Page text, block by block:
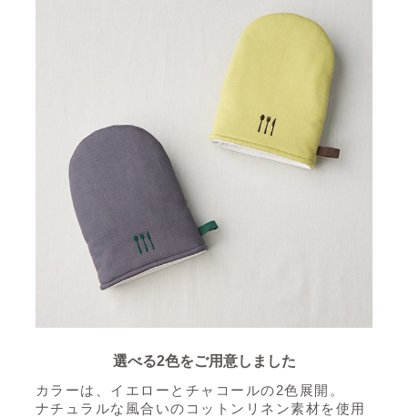
選べる2色をご用意しました
カラーは、イエローとチャコールの2色展開。
ナチュラルな風合いのコットンリネン素材を使用